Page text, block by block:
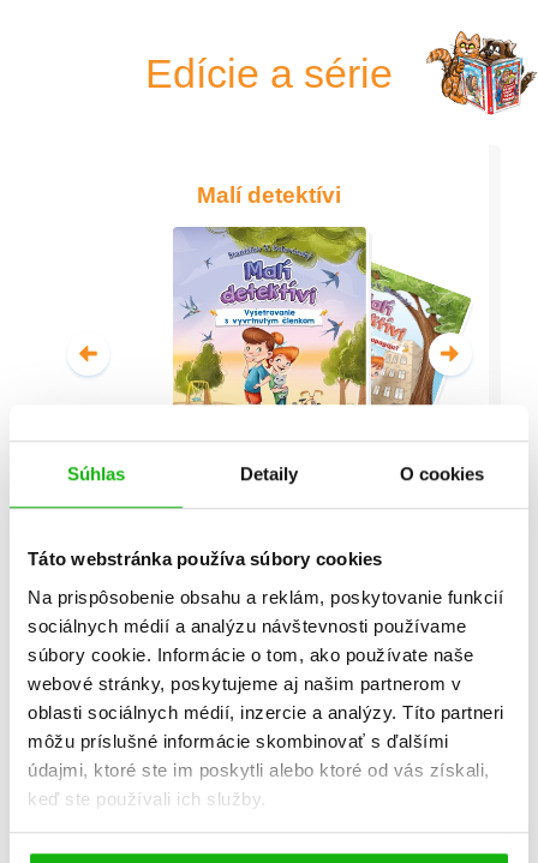
Súhlas Detaily O cookies
Táto webstránka používa súbory cookies
Na prispôsobenie obsahu a reklám, poskytovanie funkcií
sociálnych médií a analýzu návštevnosti používame
súbory cookie. Informácie o tom, ako používate naše
webové stránky, poskytujeme aj našim partnerom v
oblasti sociálnych médií, inzercie a analýzy. Títo partneri
môžu príslušné informácie skombinovať s ďalšími
údajmi, ktoré ste im poskytli alebo ktoré od vás získali,
keď ste používali ich služby.
Edície a série
Malí detektívi
Celá séria
Všetky edície a série